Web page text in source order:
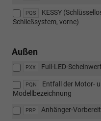
PQS
KESSY
Schließsystem, vorne)
Außen
PXX Full-LED-
PQN
Entfall der Motor-
Modellbezeichnung
PRP Anhänger-